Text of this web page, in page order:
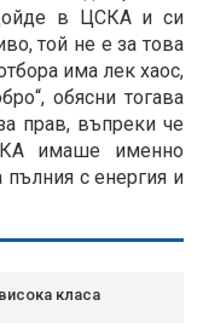
в ЦСКА и си
той не е за това
има лек хаос,
обясни тогава
прав, въпреки че
имаше именно
с енергия и
класа